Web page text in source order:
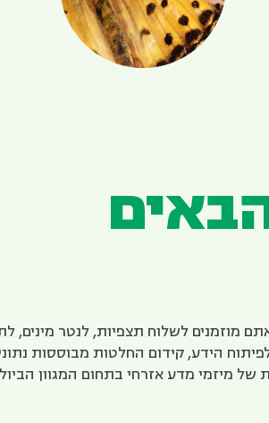
מוזמנים לשלוח תצפיות, לנטר מינים,
הידע, קידום החלטות מבוססות
מיזמי מדע אזרחי בתחום המגוון